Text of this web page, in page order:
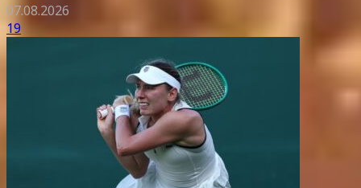
07.08.2026
19